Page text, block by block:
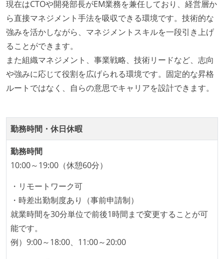
となって行う
全体のスケジュール管理は、途中の成果を随時確認し
ながら、納期または盛り込む機能を柔軟に調整する形
で行う
プロダクトの開発言語やフレームワークなど主要な構
成技術は、基本的に最新版より1年以上ビハインドし
ていない
本番にデプロイされるコードには、全てコードレビュ
ーまたはペアプログラミングを実施している
「リファクタリングは随時行われるべき」という価値
観をメンバー全員が共有しており、日常的に実施して
いる
何らかのコーディング規約をチーム全体で遵守するよ
うにしている
提出されたコードには自動的にリグレッションテスト
が実行される環境が構築されている
現在はCTOや開発部長がEM業務を兼任しており、経営層か
ら直接マネジメント手法を吸収できる環境です。技術的な
強みを活かしながら、マネジメントスキルを一段引き上げ
ることができます。
また組織マネジメント、事業戦略、技術リードなど、志向
や強みに応じて役割を広げられる環境です。固定的な昇格
ルートではなく、自らの意思でキャリアを設計できます。
勤務時間・休日休暇
勤務時間
10:00～19:00（休憩60分）
・リモートワーク可
・時差出勤制度あり（事前申請制）
就業時間を30分単位で前後1時間まで変更することが可
能です。
例）9:00～18:00、11:00～20:00